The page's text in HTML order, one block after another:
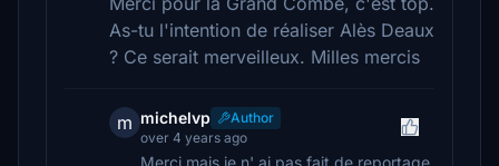
As-tu l'intention de réaliser Alès Deaux
? Ce serait merveilleux. Milles mercis
m michelvp
Author
over 4 years ago
Merci mais je n' ai pas fait de reportage